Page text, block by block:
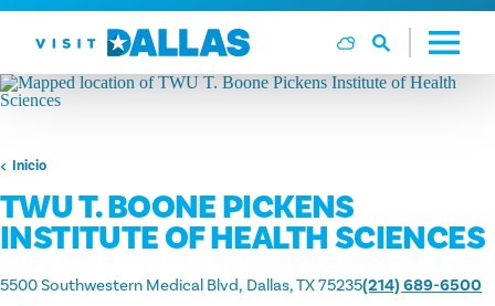
Ir al contenido
Inicio
TWU T. BOONE PICKENS
INSTITUTE OF HEALTH SCIENCES
5500 Southwestern Medical Blvd Dallas, TX 75235(214) 689-6500